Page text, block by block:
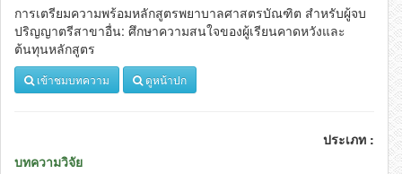
การเตรียมความพร้อมหลักสูตรพยาบาลศาสตรบัณฑิต สำหรับผู้จบ
ปริญญาตรีสาขาอื่น: ศึกษาความสนใจของผู้เรียนคาดหวังและ
ต้นทุนหลักสูตร
เข้าชมบทความ ดูหน้าปก
ประเภท :
บทความวิจัย